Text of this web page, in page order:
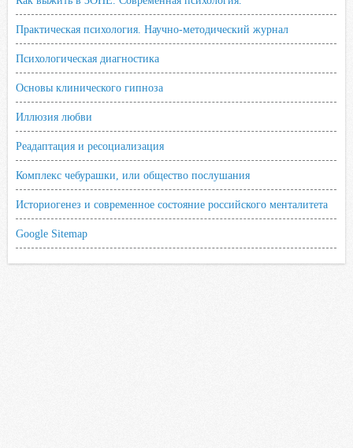
Практическая психология. Научно-методический журнал
Психологическая диагностика
Основы клинического гипноза
Иллюзия любви
Реадаптация и ресоциализация
Комплекс чебурашки, или общество послушания
Историогенез и современное состояние российского менталитета
Google Sitemap